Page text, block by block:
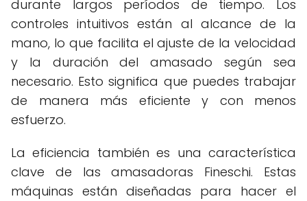
durante largos períodos de tiempo. Los
controles intuitivos están al alcance de la
mano, lo que facilita el ajuste de la velocidad
y la duración del amasado según sea
necesario. Esto significa que puedes trabajar
de manera más eficiente y con menos
esfuerzo.
La eficiencia también es una característica
clave de las amasadoras Fineschi. Estas
máquinas están diseñadas para hacer el